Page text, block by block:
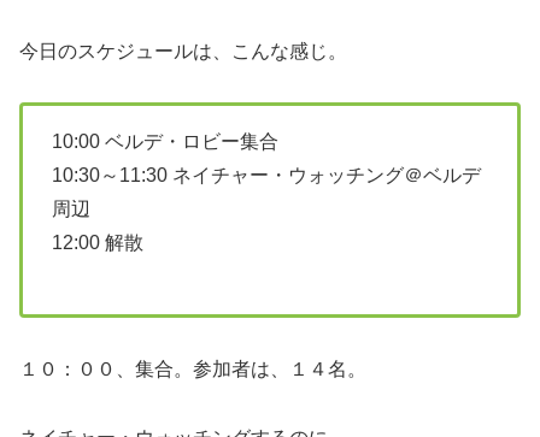
今日のスケジュールは、こんな感じ。
10:00 ベルデ・ロビー集合
10:30～11:30 ネイチャー・ウォッチング＠ベルデ
周辺
12:00 解散
１０：００、集合。参加者は、１４名。